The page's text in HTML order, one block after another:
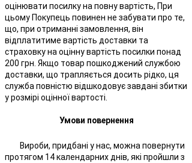
оцінювати посилку на повну вартість, При
цьому Покупець повинен не забувати про те,
що, при отриманні замовлення, він
відплатитиме вартість доставки та
страховку на оцінну вартість посилки понад
200 грн. Якщо товар пошкоджений службою
доставки, що трапляється досить рідко, ця
служба повністю відшкодовує завдані збитки
у розмірі оцінної вартості.
Умови повернення
Вироби, придбані у нас, можна повернути
протягом 14 календарних днів, які пройшли з